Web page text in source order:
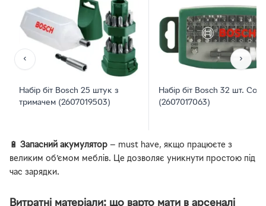
‹
Набір біт Bosch 25 штук з
тримачем (2607019503)
Набір біт Bosch 32 шт.
(2607017063)
›
🔋 Запасний акумулятор — must have, якщо працюєте з
великим об’ємом меблів. Це дозволяє уникнути простою під
час зарядки.
Витратні матеріали: що варто мати в арсеналі